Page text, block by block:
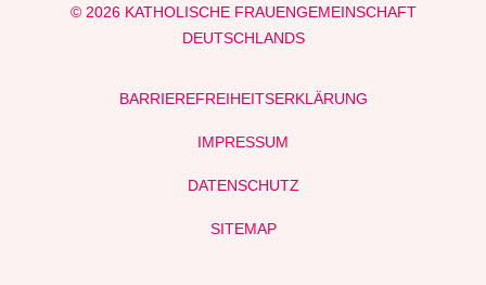
© 2026 KATHOLISCHE FRAUENGEMEINSCHAFT
DEUTSCHLANDS
BARRIEREFREIHEITSERKLÄRUNG
IMPRESSUM
DATENSCHUTZ
SITEMAP